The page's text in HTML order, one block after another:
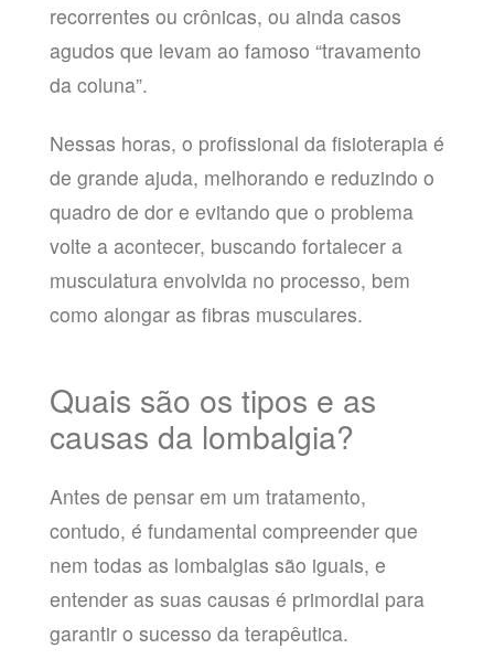
recorrentes ou crônicas, ou ainda casos
agudos que levam ao famoso “travamento
da coluna”.
Nessas horas, o profissional da fisioterapia é
de grande ajuda, melhorando e reduzindo o
quadro de dor e evitando que o problema
volte a acontecer, buscando fortalecer a
musculatura envolvida no processo, bem
como alongar as fibras musculares.
Quais são os tipos e as
causas da lombalgia?
Antes de pensar em um tratamento,
contudo, é fundamental compreender que
nem todas as lombalgias são iguais, e
entender as suas causas é primordial para
garantir o sucesso da terapêutica.